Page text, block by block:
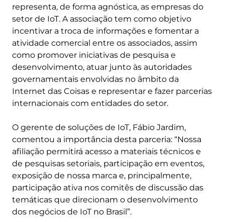
representa, de forma agnóstica, as empresas do
setor de IoT. A associação tem como objetivo
incentivar a troca de informações e fomentar a
atividade comercial entre os associados, assim
como promover iniciativas de pesquisa e
desenvolvimento, atuar junto às autoridades
governamentais envolvidas no âmbito da
Internet das Coisas e representar e fazer parcerias
internacionais com entidades do setor.
O gerente de soluções de IoT, Fábio Jardim,
comentou a importância desta parceria: “Nossa
afiliação permitirá acesso a materiais técnicos e
de pesquisas setoriais, participação em eventos,
exposição de nossa marca e, principalmente,
participação ativa nos comitês de discussão das
temáticas que direcionam o desenvolvimento
dos negócios de IoT no Brasil”.